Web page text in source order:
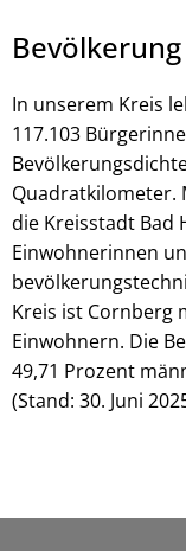
Bevölkerung
In unserem Kreis
117.103
Quadratkilometer.
die Kreisstadt Bad
Einwohnerinnen
Kreis ist Cornberg
Einwohnern. Die
49,71 Prozent
(Stand: 30. Juni